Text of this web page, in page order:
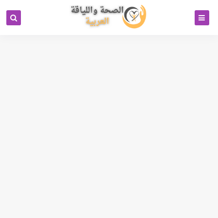
كود خاص بمحرك البحث بيتلجوجل انالتكس 4 رابط تبادل باك لينكات
Cipinet Business Directory